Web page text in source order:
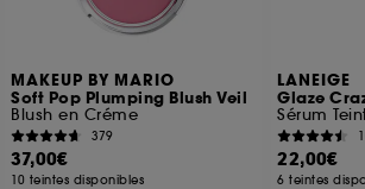
MAKEUP BY MARIO
Soft Pop Plumping Blush Veil
Blush en Créme
379
37,00€
10 teintes disponibles
LANEIGE
Glaze
Sérum
22,00€
6 teintes